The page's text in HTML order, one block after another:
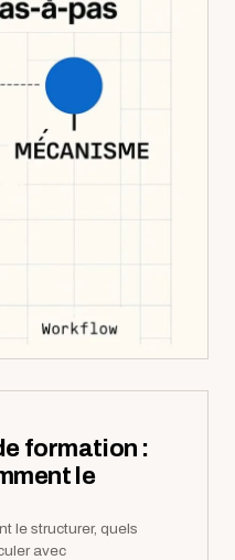
formation :
le
le structurer, quels
avec